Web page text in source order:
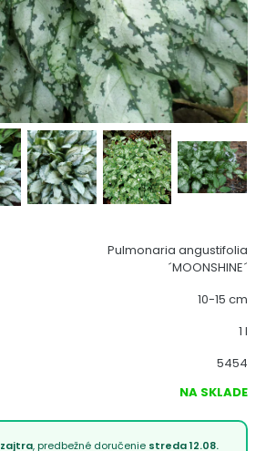
Pulmonaria angustifolia
´MOONSHINE´
10-15 cm
1 l
5454
NA SKLADE
zajtra, predbežné doručenie streda 12.08.